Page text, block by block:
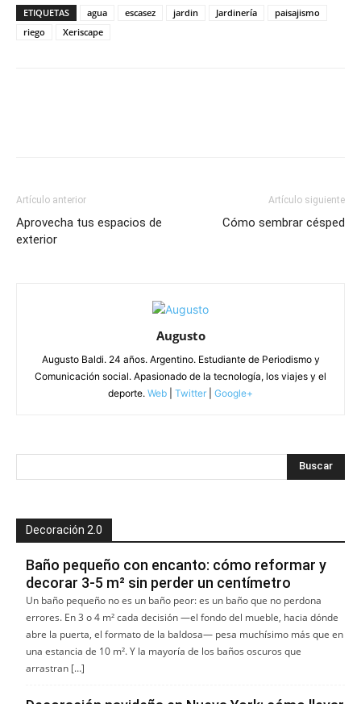
ETIQUETAS agua escasez jardin Jardinería
paisajismo
riego
Xeriscape
Artículo anterior
Aprovecha tus espacios de
exterior
Artículo siguiente
Cómo sembrar césped
Augusto
Augusto Baldi. 24 años. Argentino. Estudiante de Periodismo y
Comunicación social. Apasionado de la tecnología, los viajes y el
deporte. Web Twitter Google+
Decoración 2.0
Baño pequeño con encanto: cómo reformar y
decorar 3-5 m² sin perder un centímetro
Un baño pequeño no es un baño peor: es un baño que no perdona
errores. En 3 o 4 m² cada decisión —el fondo del mueble, hacia dónde
abre la puerta, el formato de la baldosa— pesa muchísimo más que en
una estancia de 10 m². Y la mayoría de los baños oscuros que
arrastran […]